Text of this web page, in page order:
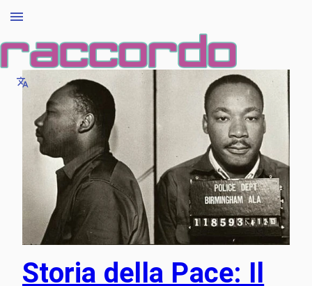
Storia della Pace: Il